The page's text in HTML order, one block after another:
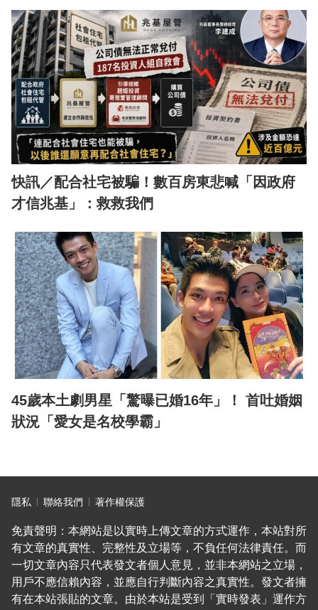
快訊／配合社宅被騙！數百房東悲喊「因政府
才信兆基」：救救我們
45歲本土劇男星「驚曝已婚16年」！ 首吐婚姻
狀況「愛女是名校學霸」
隱私 聯絡我們 著作權保護
免責聲明：本網站是以實時上傳文章的方式運作，本站對所
有文章的真實性、完整性及立場等，不負任何法律責任。而
一切文章內容只代表發文者個人意見，並非本網站之立場，
用戶不應信賴內容，並應自行判斷內容之真實性。發文者擁
有在本站張貼的文章。由於本站是受到「實時發表」運作方